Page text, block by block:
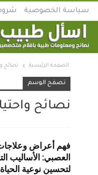
سياسة الخصوصية
الصفحة الرئيسية نصائح
تصفح الوسم
نصائح
فهم أعراض
العصبي: الأساليب
لتحسين نوعية الحياة